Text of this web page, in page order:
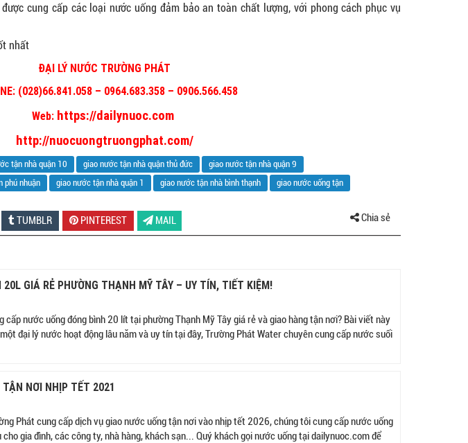
cấp các loại nước uống đảm bảo an toàn chất lượng, với phong cách phục vụ
nhất
ĐẠI LÝ NƯỚC TRƯỜNG PHÁT
(028)66.841.058 – 0964.683.358 – 0906.566.458
Web: https://dailynuoc.com
http://nuocuongtruongphat.com/
tận nhà quận 10 giao nước tận nhà quận thủ đức
giao nước tận nhà quận 9
phú nhuận giao nước tận nhà quận 1 giao nước tận nhà bình thạnh giao nước uống tận
TUMBLR PINTEREST MAIL Chia sẻ
20L GIÁ RẺ PHƯỜNG THẠNH MỸ TÂY – UY TÍN, TIẾT KIỆM!
cấp nước uống đóng bình 20 lít tại phường Thạnh Mỹ Tây giá rẻ và giao hàng tận nơi? Bài viết này
đại lý nước hoạt động lâu năm và uy tín tại đây, Trường Phát Water chuyên cung cấp nước suối
TẬN NƠI NHỊP TẾT 2021
Phát cung cấp dịch vụ giao nước uống tận nơi vào nhịp tết 2026, chúng tôi cung cấp nước uống
gia đình, các công ty, nhà hàng, khách sạn... Quý khách gọi nước uống tại dailynuoc.com để